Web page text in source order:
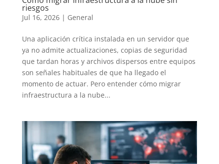
riesgos
Jul 16, 2026| General
Una aplicación crítica instalada en un servidor que
ya no admite actualizaciones, copias de seguridad
que tardan horas y archivos dispersos entre equipos
son señales habituales de que ha llegado el
momento de actuar. Pero entender cómo migrar
infraestructura a la nube...